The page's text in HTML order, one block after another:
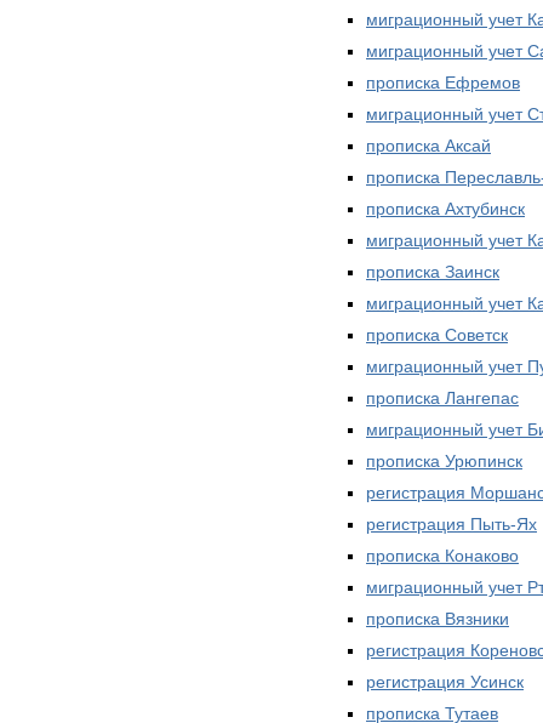
миграционный учет
миграционный учет
прописка Ефремов
миграционный учет
прописка Аксай
прописка
прописка Ахтубинск
миграционный учет
прописка Заинск
миграционный учет
прописка Советск
миграционный учет
прописка Лангепас
миграционный учет
прописка Урюпинск
регистрация
регистрация Пыть-Ях
прописка Конаково
миграционный учет
прописка Вязники
регистрация
регистрация Усинск
прописка Тутаев